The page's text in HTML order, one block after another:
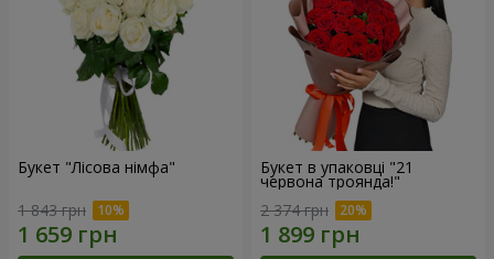
Букет "Лісова німфа"
1 843 грн
Букет в упаковці "21
червона троянда!"
2 374 грн